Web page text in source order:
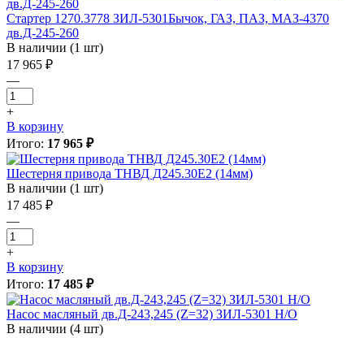
Стартер 1270.3778 ЗИЛ-5301Бычок, ГАЗ, ПАЗ, МАЗ-4370
дв.Д-245-260
В наличии (1 шт)
17 965 ₽
—
+
В корзину
Итого: 17 965 ₽
Шестерня привода ТНВД Д245.30Е2 (14мм)
В наличии (1 шт)
17 485 ₽
—
+
В корзину
Итого: 17 485 ₽
Насос масляный дв.Д-243,245 (Z=32) ЗИЛ-5301 Н/О
В наличии (4 шт)